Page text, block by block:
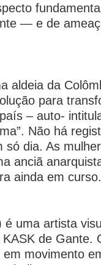
— e de
aldeia da
para
– auto-
Não há
só dia. As
anciã
ainda em curso.
é uma artista
de Gante.
movimento